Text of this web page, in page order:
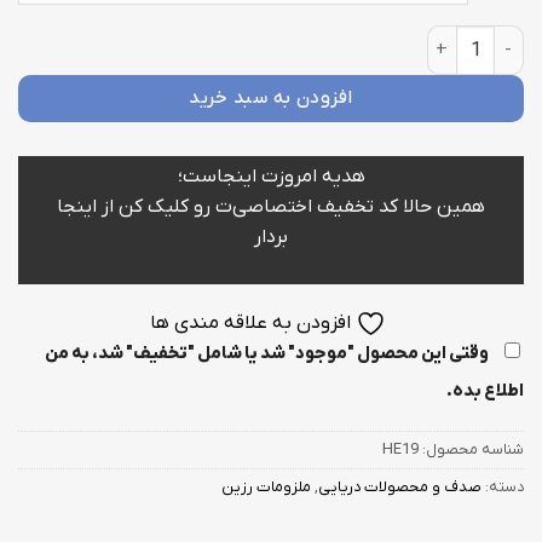
پنگوئن دست ساز عدد
افزودن به سبد خرید
هدیه امروزت اینجاست؛
همین حالا کد تخفیف اختصاصی‌ت رو کلیک کن از اینجا
بردار
افزودن به علاقه مندی ها
وقتی این محصول "موجود" شد یا شامل "تخفیف" شد، به من
اطلاع بده.
شناسه محصول: HE19
دسته: صدف و محصولات دریایی, ملزومات رزین